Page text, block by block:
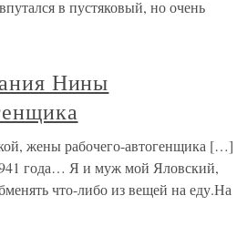
в пустяковый, но очень
Нины
жены рабочего-автогенщика […]
года… Я и муж мой Яловский,
что-либо из вещей на еду.На